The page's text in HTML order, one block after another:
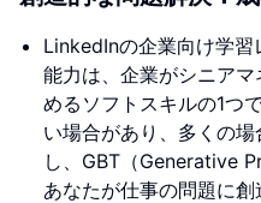
LinkedInの企業向け学
能力は、企業がシニア
めるソフトスキルの1つ
い場合があり、多くの
し、GBT（Generative
あなたが仕事の問題に